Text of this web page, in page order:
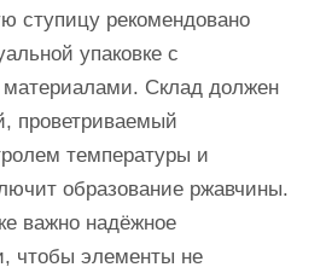
ступицу рекомендовано
упаковке с
Склад должен
проветриваемый
температуры и
образование ржавчины.
важно надёжное
чтобы элементы не